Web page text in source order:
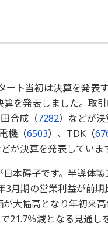
ート当初は決算を発表
を発表しました。取
合成（7282）などが決
機（6503）、TDK（
が決算を発表していま
本碍子です。半導体
月期の営業利益が前
大幅高となり年初来
21.7％減となる見通し